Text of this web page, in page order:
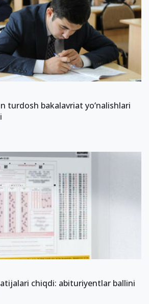
turdosh bakalavriat yo‘nalishlari
chiqdi: abituriyentlar ballini